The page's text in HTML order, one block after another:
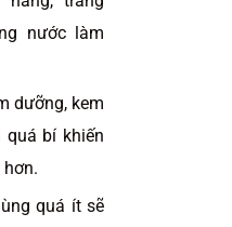
nước làm
dưỡng, kem
quá bí khiến
hơn.
quá ít sẽ